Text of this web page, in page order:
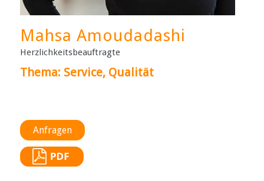
Mahsa Amoudadashi
Herzlichkeitsbeauftragte
Thema: Service, Qualität
Anfragen